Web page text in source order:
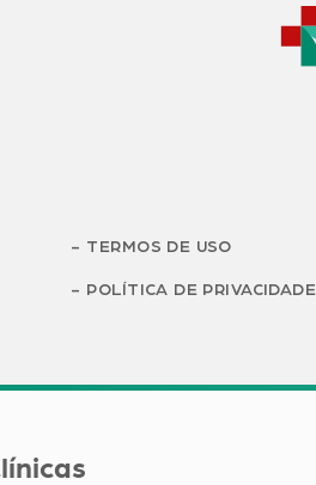
TERMOS DE USO
POLÍTICA DE PRIVACIDADE